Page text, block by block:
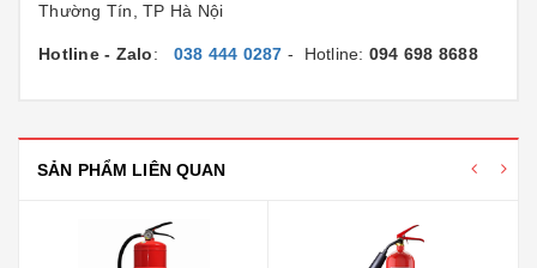
Thường Tín, TP Hà Nội
Hotline - Zalo: 038 444 0287 - Hotline: 094 698 8688
SẢN PHẨM LIÊN QUAN